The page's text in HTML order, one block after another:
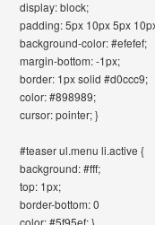
display: block;
padding: 5px 10px 5px
background-color: #efefef;
margin-bottom: -1px;
border: 1px solid #d0ccc9;
color: #898989;
cursor: pointer; }
#teaser ul.menu li.active {
background: #fff;
top: 1px;
border-bottom: 0
color: #5f95ef; }